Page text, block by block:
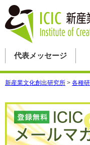
代表メッセージ
新産業文化創出研究所 > 各種